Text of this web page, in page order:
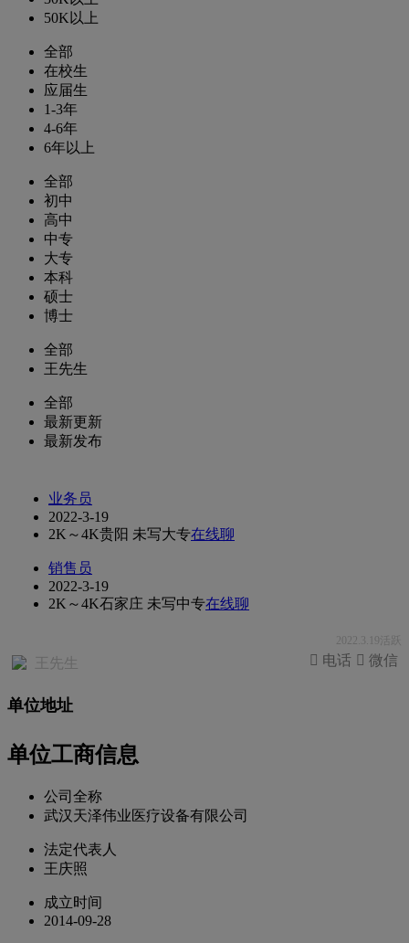
50K以上
全部
在校生
应届生
1-3年
4-6年
6年以上
全部
初中
高中
中专
大专
本科
硕士
博士
全部
王先生
全部
最新更新
最新发布
业务员
2022-3-19
2K～4K贵阳 未写大专在线聊
销售员
2022-3-19
2K～4K石家庄 未写中专在线聊
2022.3.19活跃
王先生  微信
 电话
单位地址
单位工商信息
公司全称
武汉天泽伟业医疗设备有限公司
法定代表人
王庆照
成立时间
2014-09-28